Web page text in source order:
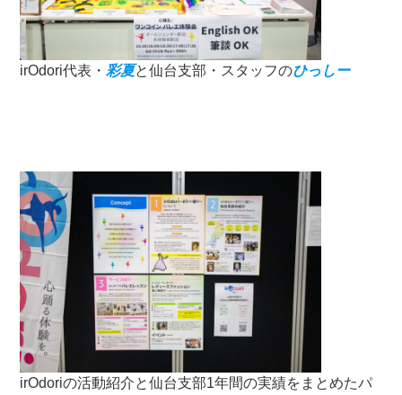
irOdori代表・ 彩夏と仙台支部・スタッフのひっしー
irOdoriの活動紹介と仙台支部1年間の実績をまとめたパ